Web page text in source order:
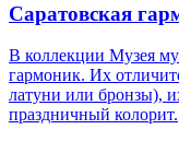
Саратовская
В коллекции Музея
гармоник. Их
латуни или бронзы),
праздничный колорит.